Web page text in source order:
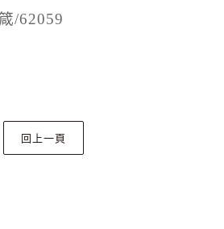
/62059